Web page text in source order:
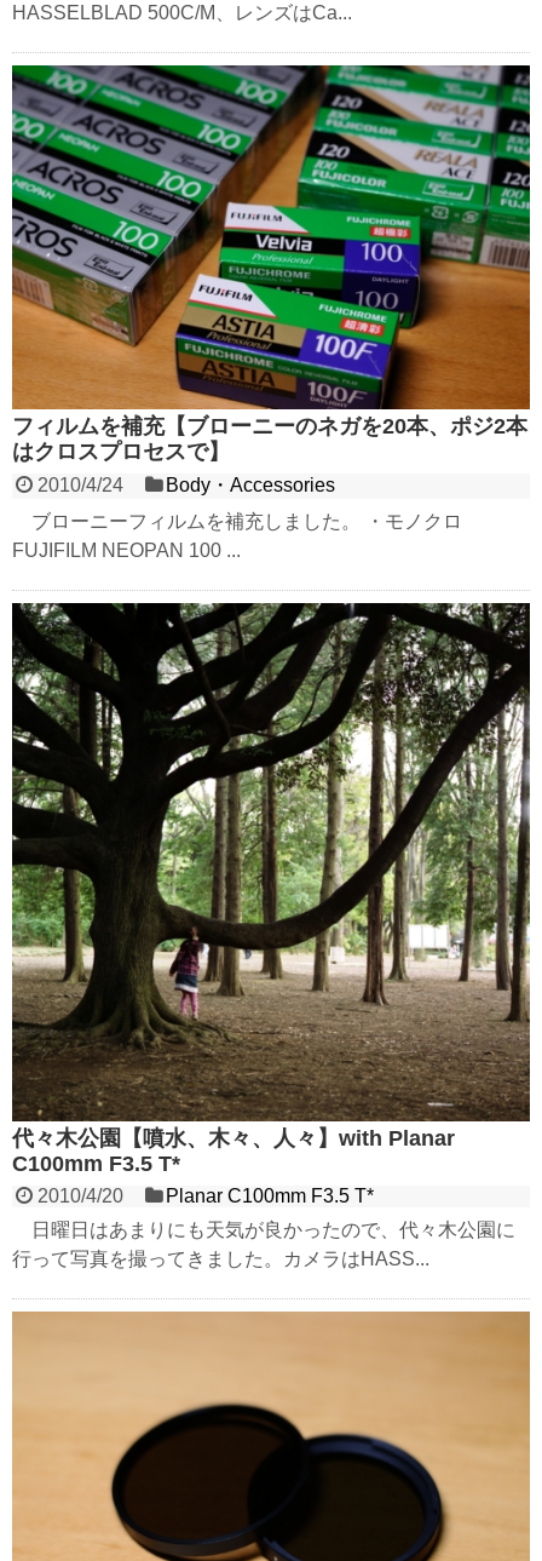
HASSELBLAD 500C/M、レンズはCa...
フィルムを補充【ブローニーのネガを20本、ポジ2本
はクロスプロセスで】
2010/4/24
Body・Accessories
ブローニーフィルムを補充しました。 ・モノクロ
FUJIFILM NEOPAN 100 ...
代々木公園【噴水、木々、人々】with Planar
C100mm F3.5 T*
2010/4/20
Planar C100mm F3.5 T*
日曜日はあまりにも天気が良かったので、代々木公園に
行って写真を撮ってきました。カメラはHASS...